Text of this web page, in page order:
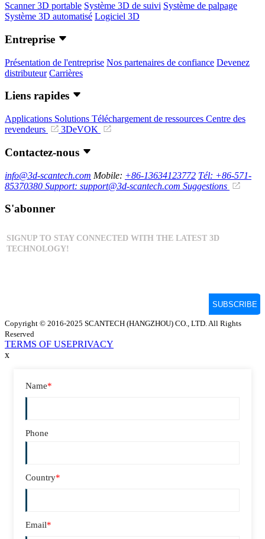
Scanner 3D portable Système 3D de suivi Système de palpage
Système 3D automatisé Logiciel 3D
Entreprise
Présentation de l'entreprise Nos partenaires de confiance Devenez
distributeur Carrières
Liens rapides
Applications Solutions Téléchargement de ressources Centre des
revendeurs
3DeVOK
Contactez-nous
info@3d-scantech.com Mobile: +86-13634123772 Tél: +86-571-
85370380 Support: support@3d-scantech.com Suggestions
S'abonner
Copyright © 2016-2025 SCANTECH (HANGZHOU) CO., LTD. All Rights
Reserved
TERMS OF USEPRIVACY
x
Name*
Phone
Country*
Email*